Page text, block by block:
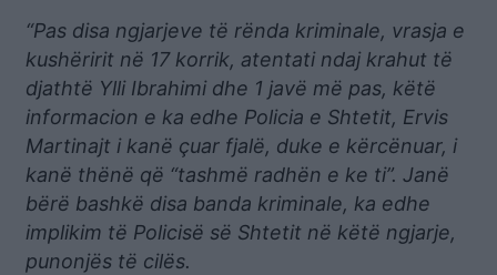
“Pas disa ngjarjeve të rënda kriminale, vrasja e
kushëririt në 17 korrik, atentati ndaj krahut të
djathtë Ylli Ibrahimi dhe 1 javë më pas, këtë
informacion e ka edhe Policia e Shtetit, Ervis
Martinajt i kanë çuar fjalë, duke e kërcënuar, i
kanë thënë që “tashmë radhën e ke ti”. Janë
bërë bashkë disa banda kriminale, ka edhe
implikim të Policisë së Shtetit në këtë ngjarje,
punonjës të cilës.